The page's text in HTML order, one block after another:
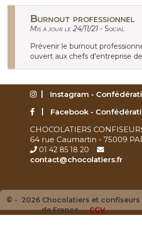
Burnout professionnel
Mis à jour le 24/11/21 - Social
Prévenir le burnout
ouvert aux chefs d'entreprise
Instagram -
Facebook -
CHOCOLATIERS
64 rue Caumartin - 75009
01 42 85 18 20
contact@chocolatiers.fr
© - 2026 Chocolatiers et confiseurs
de France -CGV